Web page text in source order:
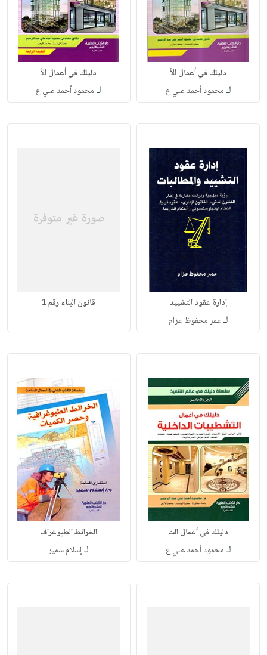
دليلك في أعمال الأ
لـ محمود أحمد علي ع
دليلك في أعمال الأ
لـ محمود أحمد علي ع
إدارة عقود التشييد
لـعمر محفوظ عزام
قانون البناء رقم 1
دليلك في أعمال الت
لـ محمود أحمد علي ع
الخرائط الطبوغراف
لـإسلام سمير